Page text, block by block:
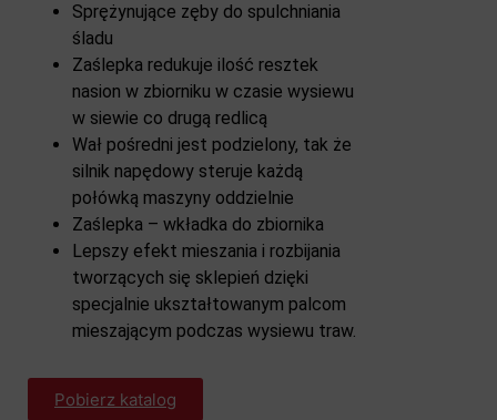
Sprężynujące zęby do spulchniania
śladu
Zaślepka redukuje ilość resztek
nasion w zbiorniku w czasie wysiewu
w siewie co drugą redlicą
Wał pośredni jest podzielony, tak że
silnik napędowy steruje każdą
połówką maszyny oddzielnie
Zaślepka – wkładka do zbiornika
Lepszy efekt mieszania i rozbijania
tworzących się sklepień dzięki
specjalnie ukształtowanym palcom
mieszającym podczas wysiewu traw.
Pobierz katalog